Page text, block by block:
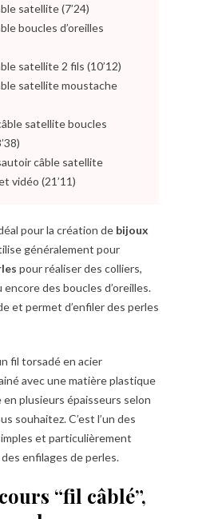
satellite (7’24)
boucles d’oreilles
satellite 2 fils (10’12)
satellite moustache
satellite boucles
câble satellite
vidéo (21’11)
pour la création de bijoux
généralement pour
pour réaliser des colliers,
des boucles d’oreilles.
et permet d’enfiler des perles
fil torsadé en acier
avec une matière plastique
plusieurs épaisseurs selon
souhaitez. C’est l’un des
et particulièrement
enfilages de perles.
“fil câblé”,